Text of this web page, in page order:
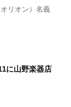
リオン）名義
に山野楽器店